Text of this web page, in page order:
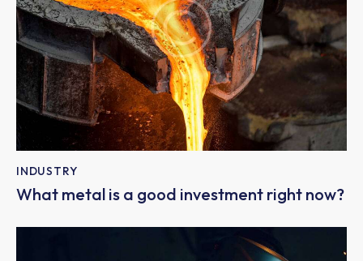
INDUSTRY
What metal is a good investment right now?